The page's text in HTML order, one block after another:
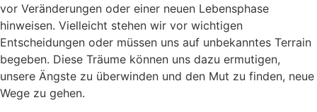
vor Veränderungen oder einer neuen Lebensphase
hinweisen. Vielleicht stehen wir vor wichtigen
Entscheidungen oder müssen uns auf unbekanntes Terrain
begeben. Diese Träume können uns dazu ermutigen,
unsere Ängste zu überwinden und den Mut zu finden, neue
Wege zu gehen.